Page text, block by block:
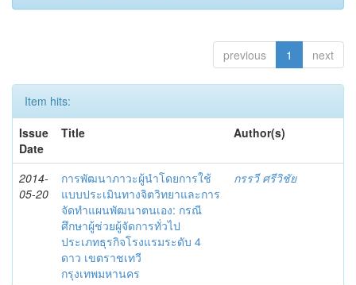
previous 1 next
Item hits:
Issue
Date
Title Author(s)
2014-
05-20
การพัฒนาภาวะผู้นำโดยการใช้
แบบประเมินทางจิตวิทยาและการ
จัดทำแผนพัฒนาตนเอง: กรณี
ศึกษาผู้ช่วยผู้จัดการทั่วไป
ประเภทธุรกิจโรงแรมระดับ 4
ดาว เขตราชเทวี
กรุงเทพมหานคร
กรรวี ศรีวิชัย